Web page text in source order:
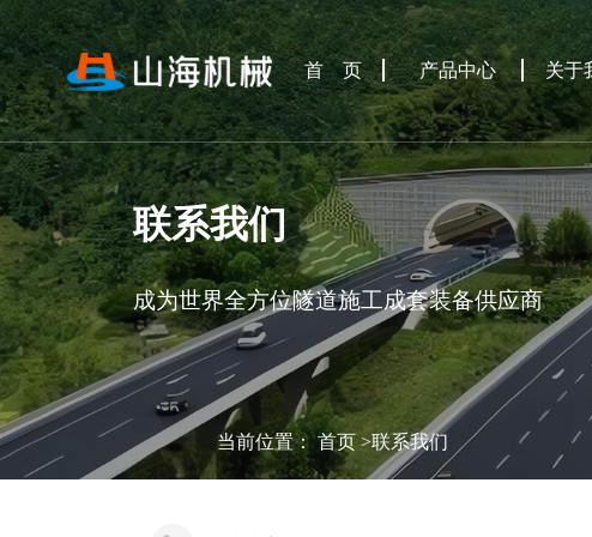
首 页 产品中心 关于
联系我们
成为世界全方位隧道施工成套装备供应商
当前位置：首页>联系我们